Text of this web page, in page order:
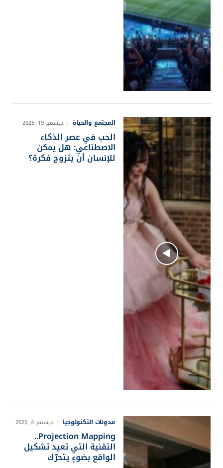
المجتمع والحياة ديسمبر 19, 2025
الحب في عصر الذكاء
الاصطناعي: هل يمكن
للإنسان أن يتزوج فكرة؟
مدونات التكنولوجيا ديسمبر 4, 2025
Projection Mapping..
التقنية التي تعيد تشكيل
الواقع بضوءٍ يتحرّك